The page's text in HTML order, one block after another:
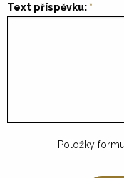
Text příspěvku:
Položky